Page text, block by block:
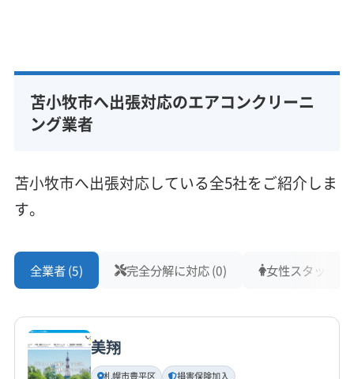
所在地
北海道苫小牧市浜町2丁目6-9
苫小牧市 恵庭市 江別市
札幌市厚別区
夕張市
浦河郡浦河町 新冠郡新冠町
日高郡新ひだか町
白老郡白老町
夕張郡長沼町
営業時間
定休日
日・祝
苫小牧市へ出張対応のエアコンクリーニ
ング業者
苫小牧市へ出張対応している全5社をご紹介しま
す。
全業者 (5) 完全分解に対応 (0) 女性スタッフ在
美翔
札幌市豊平区 損害保険加入